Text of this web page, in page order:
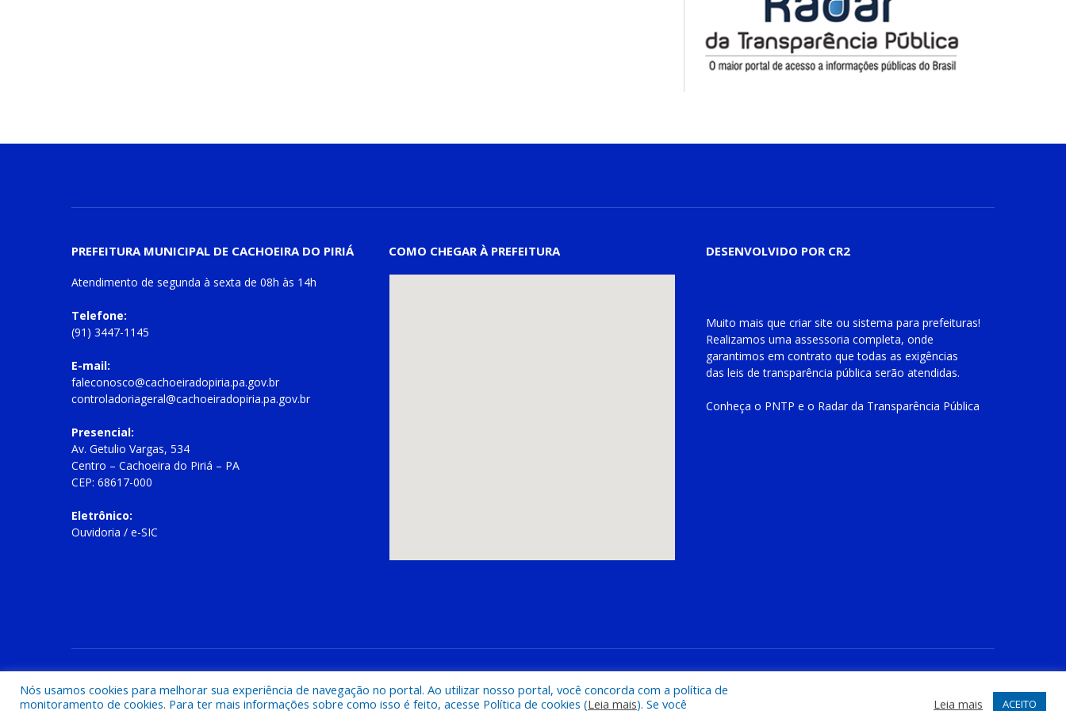
PREFEITURA MUNICIPAL DE CACHOEIRA DO PIRIÁ
Atendimento de segunda à sexta de 08h às 14h
Telefone:
(91) 3447-1145
E-mail:
faleconosco@cachoeiradopiria.pa.gov.br
controladoriageral@cachoeiradopiria.pa.gov.br
Presencial:
Av. Getulio Vargas, 534
Centro – Cachoeira do Piriá – PA
CEP: 68617-000
Eletrônico:
Ouvidoria / e-SIC
COMO CHEGAR À PREFEITURA DESENVOLVIDO POR CR2
Muito mais que criar site ou sistema para prefeituras!
Realizamos uma assessoria completa, onde
garantimos em contrato que todas as exigências
das leis de transparência pública serão atendidas.
Conheça o PNTP e o Radar da Transparência Pública
Nós usamos cookies para melhorar sua experiência de navegação no portal. Ao utilizar nosso portal, você concorda com a política de
monitoramento de cookies. Para ter mais informações sobre como isso é feito, acesse Política de cookies (Leia mais). Se você
Leia mais ACEITO